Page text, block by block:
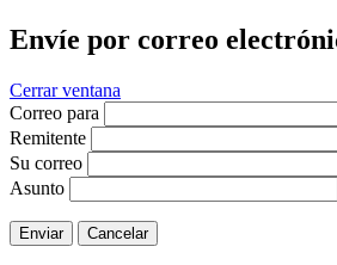
Envíe por correo
Cerrar ventana
Correo para
Remitente
Su correo
Asunto
Enviar Cancelar